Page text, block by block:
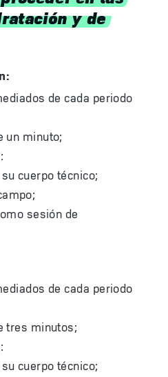
y de
de cada periodo
un minuto;
cuerpo técnico;
sesión de
de cada periodo
tres minutos;
cuerpo técnico;